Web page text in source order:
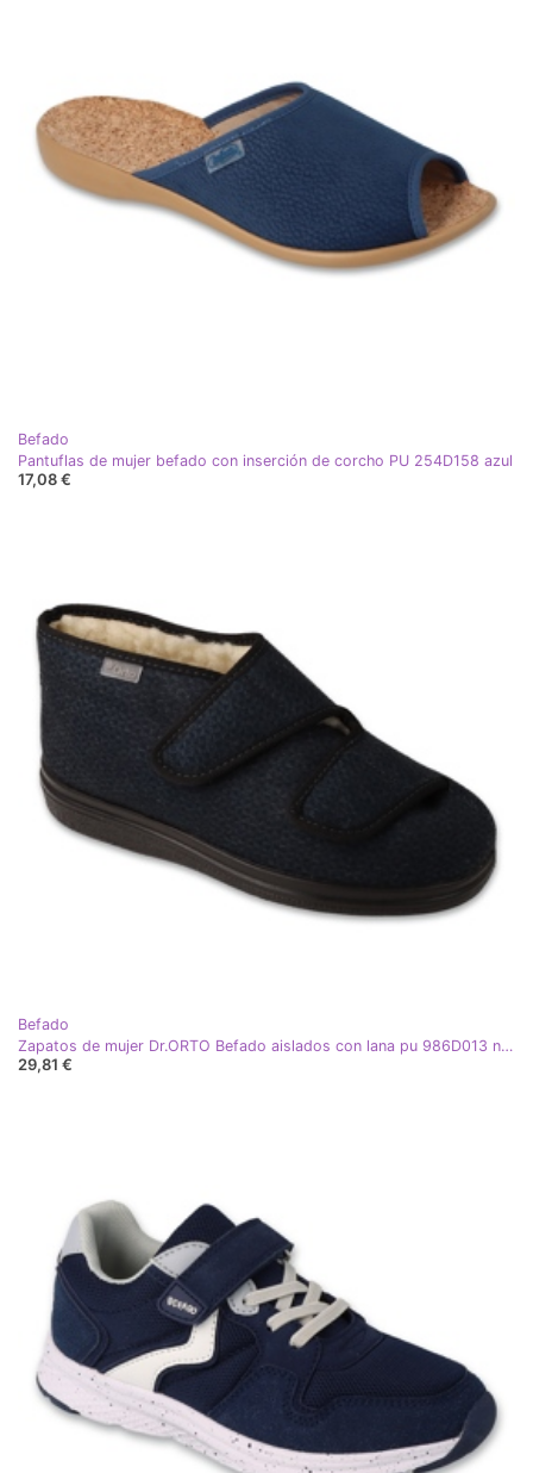
Befado
Pantuflas de mujer befado con inserción de corcho PU 254D158 azul
17,08 €
Befado
Zapatos de mujer Dr.ORTO Befado aislados con lana pu 986D013 negro azul
29,81 €